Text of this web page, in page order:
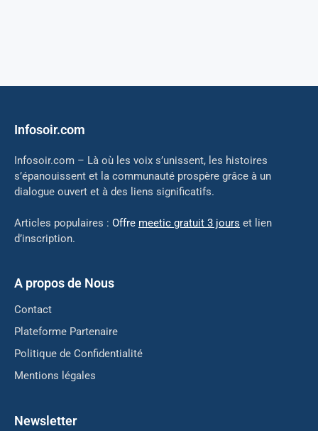
Infosoir.com
Infosoir.com – Là où les voix s’unissent, les histoires
s’épanouissent et la communauté prospère grâce à un
dialogue ouvert et à des liens significatifs.
Articles populaires : Offre meetic gratuit 3 jours et lien
d’inscription.
A propos de Nous
Contact
Plateforme Partenaire
Politique de Confidentialité
Mentions légales
Newsletter